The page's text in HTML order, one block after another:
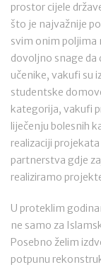
prostor cijele
što je najvažnije
svim onim poljima
dovoljno snage da
učenike, vakufi su
studentske
kategorija, vakufi
liječenju bolesnih
realizaciji
partnerstva gdje
realiziramo
U proteklim
ne samo za
Posebno želim
potpunu